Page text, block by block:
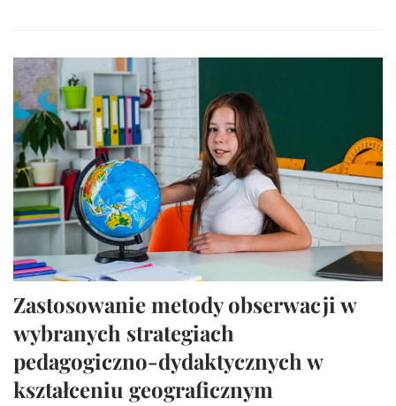
Zastosowanie metody obserwacji w
wybranych strategiach
pedagogiczno-dydaktycznych w
kształceniu geograficznym